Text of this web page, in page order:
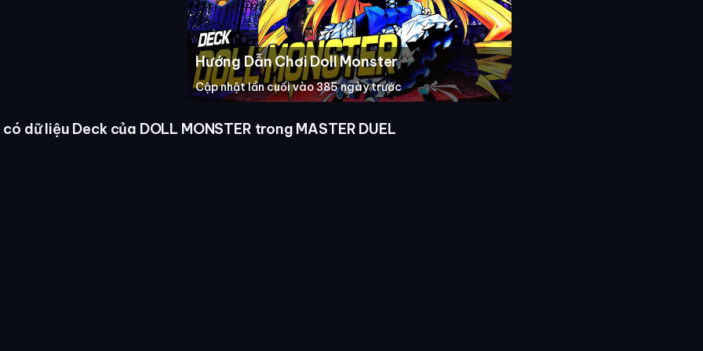
Hướng Dẫn Chơi Doll Monster
Cập nhật lần cuối vào 385 ngày trước
dữ liệu Deck của DOLL MONSTER trong MASTER DUEL